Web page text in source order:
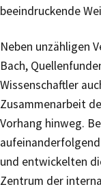
beeindruckende
Neben unzähligen
Bach,
Wissenschaftler
Zusammenarbeit
Vorhang hinweg.
und entwickelten
Zentrum der